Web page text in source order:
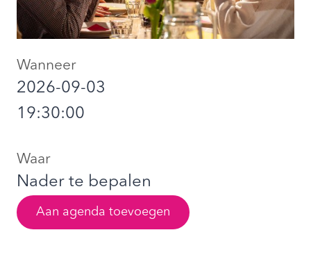
Wanneer
2026-09-03
19:30:00
Waar
Nader te bepalen
Aan agenda toevoegen